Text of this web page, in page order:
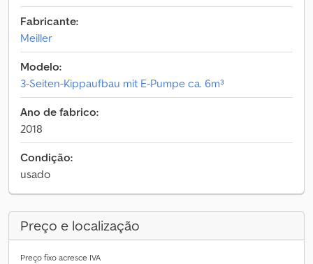
Fabricante:
Meiller
Modelo:
3-Seiten-Kippaufbau mit E-Pumpe ca. 6m³
Ano de fabrico:
2018
Condição:
usado
Preço e localização
Preço fixo acresce IVA